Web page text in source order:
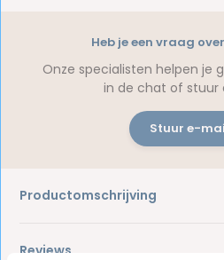
Productomschrijving
Reviews
Heb je een vraag
Onze specialisten helpen je
in de chat of stuur
Stuur e-